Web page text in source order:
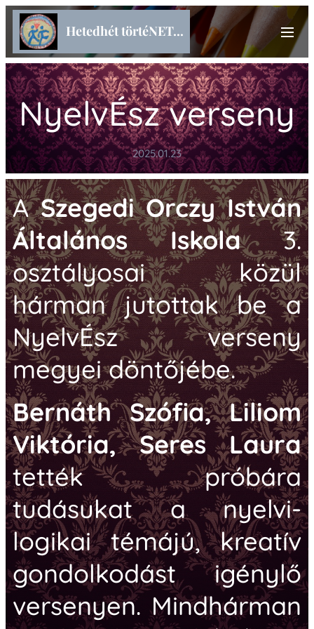
Hetedhét törtéNET...
NyelvÉsz verseny
2025.01.23
ASzegedi Orczy István
Általános Iskola3.
osztályosai közül
hárman jutottak be a
NyelvÉsz verseny
megyei döntőjébe.
Bernáth Szófia, Liliom
Viktória, Seres Laura
tették próbára
tudásukat a nyelvi-
logikai témájú, kreatív
gondolkodást igénylő
versenyen. Mindhárman